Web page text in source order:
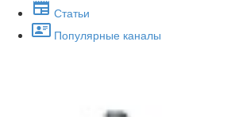
Статьи
Популярные каналы